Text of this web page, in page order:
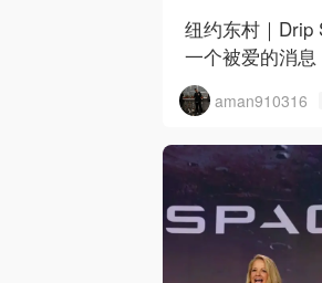
纽约东村｜Drip
一个被爱的消息
aman910316